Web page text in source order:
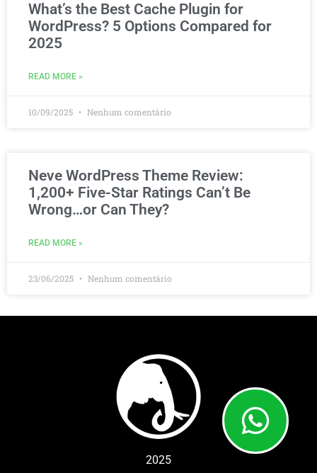
What’s the Best Cache Plugin for
WordPress? 5 Options Compared for
2025
READ MORE »
10/09/2025 Nenhum comentário
Neve WordPress Theme Review:
1,200+ Five-Star Ratings Can’t Be
Wrong…or Can They?
READ MORE »
23/06/2025 Nenhum comentário
2025